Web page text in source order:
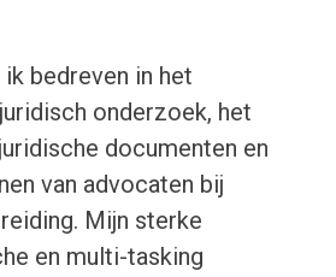
ik bedreven in het
onderzoek, het
documenten en
van advocaten bij
Mijn sterke
en multi-tasking